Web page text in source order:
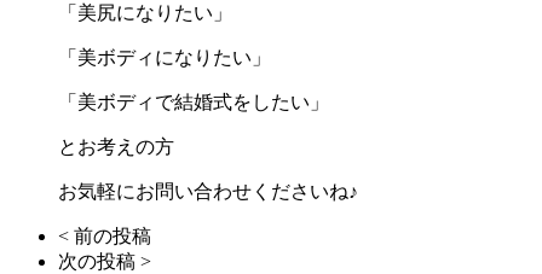
「美尻になりたい」
「美ボディになりたい」
「美ボディで結婚式をしたい」
とお考えの方
お気軽にお問い合わせくださいね♪
< 前の投稿
次の投稿 >